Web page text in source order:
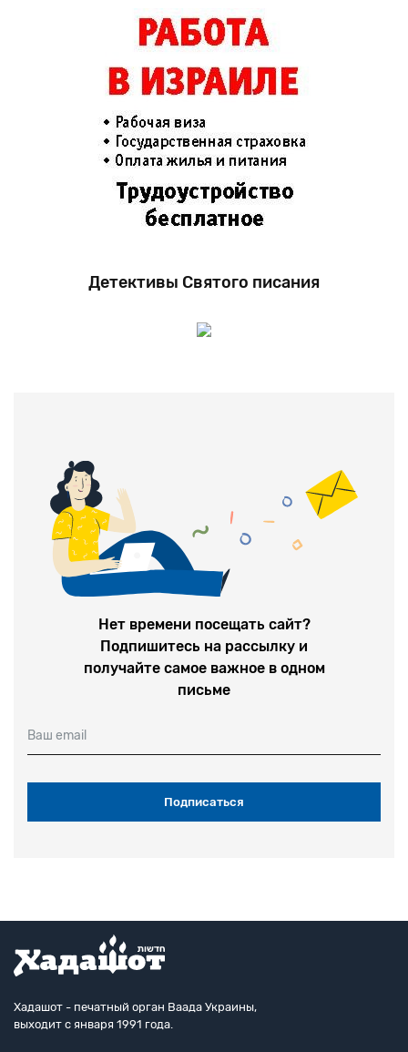
Детективы Святого писания
Нет времени посещать сайт?
Подпишитесь на рассылку и
получайте самое важное в одном
письме
Ваш email
Хадашот - печатный орган Ваада Украины,
выходит с января 1991 года.